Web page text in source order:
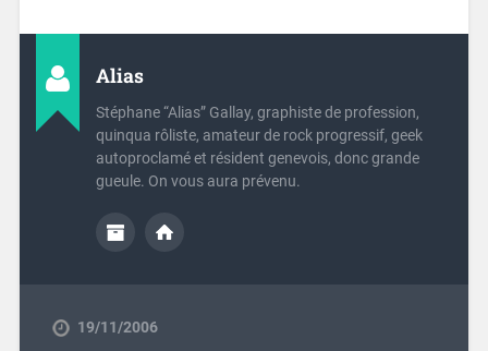
Alias
Stéphane “Alias” Gallay, graphiste de profession,
quinqua rôliste, amateur de rock progressif, geek
autoproclamé et résident genevois, donc grande
gueule. On vous aura prévenu.
19/11/2006